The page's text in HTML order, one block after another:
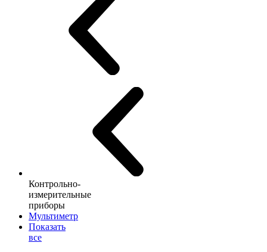
Контрольно-
измерительные
приборы
Мультиметр
Показать
все